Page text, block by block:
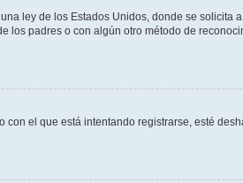
ley de los Estados Unidos, donde se solicita
padres o con algún otro método de
el que está intentando registrarse, esté